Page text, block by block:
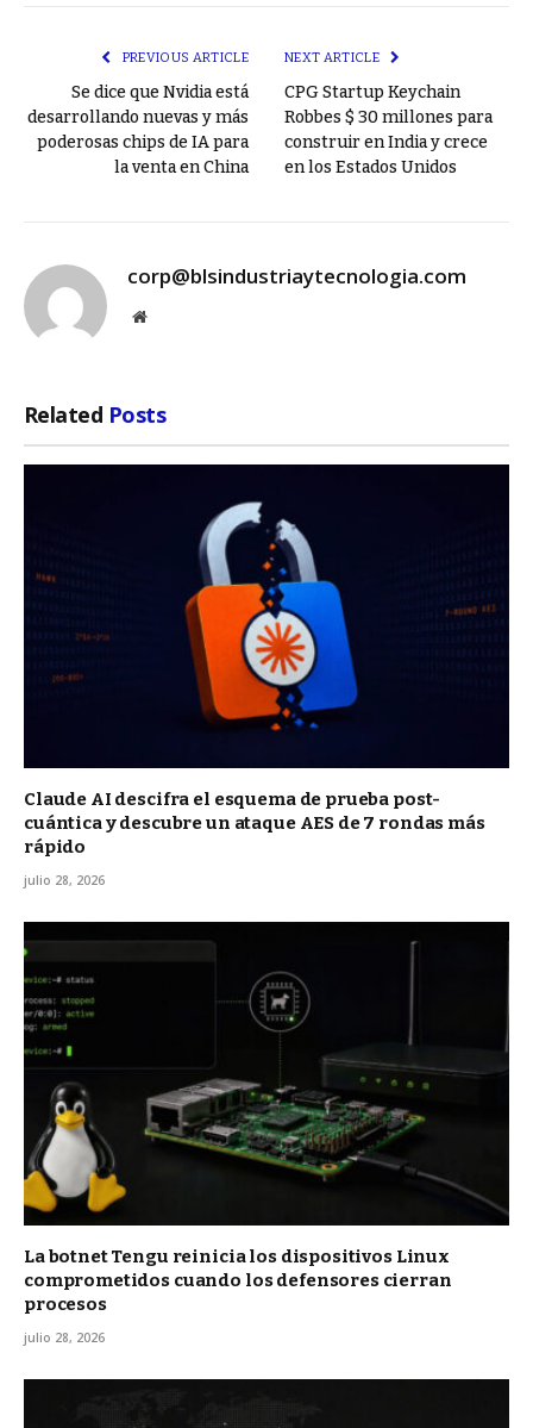
PREVIOUS ARTICLE
Se dice que Nvidia está
desarrollando nuevas y más
poderosas chips de IA para
la venta en China
NEXT ARTICLE
CPG Startup Keychain
Robbes $ 30 millones para
construir en India y crece
en los Estados Unidos
corp@blsindustriaytecnologia.com
Website
Related Posts
Claude AI descifra el esquema de prueba post-
cuántica y descubre un ataque AES de 7 rondas más
rápido
julio 28, 2026
La botnet Tengu reinicia los dispositivos Linux
comprometidos cuando los defensores cierran
procesos
julio 28, 2026